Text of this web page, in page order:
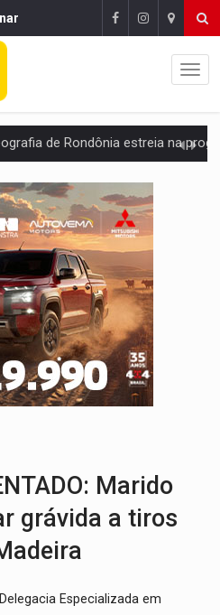
Sgt. Mouza esclarece 'erro de digitação' em declaração de
parabeniza servidores pelo adicional de incentivo com
AVISO DE LICITAÇÃO: Pregão Eletrônico Nº 12/2026
mais de uma tonelada de drogas em fundo
Confira os sorteados na promoção
Idoso é filmado furtando bicicleta na frente
de Nova Mamoré terá seu primeiro
Assessoria denuncia suposto ataque com perfis
Marido
grávida a tiros
Especializada em